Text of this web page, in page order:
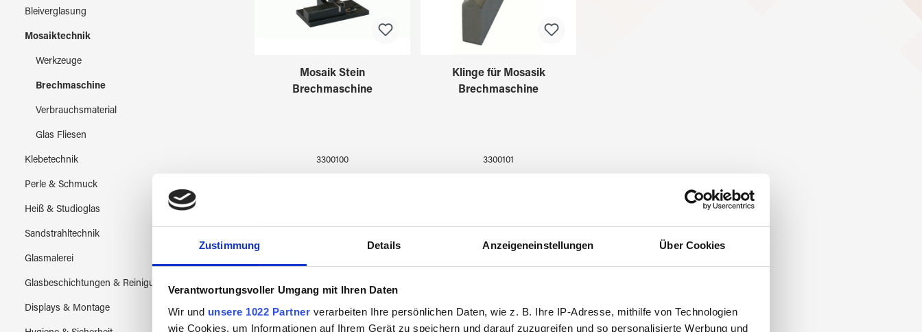
Zustimmung Details Anzeigeneinstellungen Über Cookies
Verantwortungsvoller Umgang mit Ihren Daten
Wir und unsere 1022 Partner verarbeiten Ihre persönlichen Daten, wie z. B. Ihre IP-Adresse, mithilfe von Technologien
wie Cookies, um Informationen auf Ihrem Gerät zu speichern und darauf zuzugreifen und so personalisierte Werbung und
Bleiverglasung
Mosaiktechnik
Werkzeuge
Brechmaschine
Verbrauchsmaterial
Glas Fliesen
Klebetechnik
Perle & Schmuck
Heiß & Studioglas
Sandstrahltechnik
Glasmalerei
Glasbeschichtungen & Reinigung
Displays & Montage
Mosaik Stein
Brechmaschine
3300100
Klinge für Mosasik
Brechmaschine
3300101